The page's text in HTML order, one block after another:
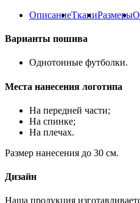
ОписаниеТканиРазмеры
Варианты пошива
Однотонные футболки.
Места нанесения логотипа
На передней части;
На спинке;
На плечах.
Размер нанесения до 30 см.
Дизайн
Наша продукция